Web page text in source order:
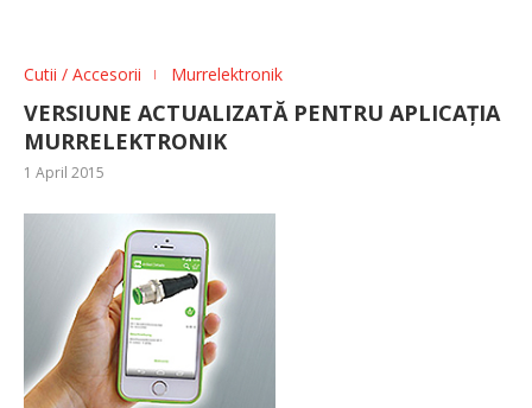
Cutii / Accesorii Murrelektronik
VERSIUNE ACTUALIZATĂ PENTRU APLICAȚIA
MURRELEKTRONIK
1 April 2015